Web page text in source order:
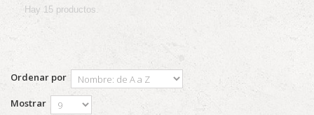
Hay 15 productos.
Ordenar por
Mostrar